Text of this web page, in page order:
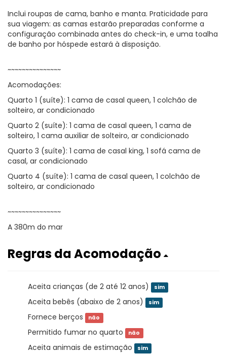
Inclui roupas de cama, banho e manta. Praticidade para
sua viagem: as camas estarão preparadas conforme a
configuração combinada antes do check-in, e uma toalha
de banho por hóspede estará à disposição.
~~~~~~~~~~~~~~~
Acomodações:
Quarto 1 (suíte): 1 cama de casal queen, 1 colchão de
solteiro, ar condicionado
Quarto 2 (suíte): 1 cama de casal queen, 1 cama de
solteiro, 1 cama auxiliar de solteiro, ar condicionado
Quarto 3 (suíte): 1 cama de casal king, 1 sofá cama de
casal, ar condicionado
Quarto 4 (suíte): 1 cama de casal queen, 1 colchão de
solteiro, ar condicionado
~~~~~~~~~~~~~~~
A 380m do mar
Regras da Acomodação
Aceita crianças (de 2 até 12 anos) sim
Aceita bebês (abaixo de 2 anos) sim
Fornece berços não
Permitido fumar no quarto não
Aceita animais de estimação sim